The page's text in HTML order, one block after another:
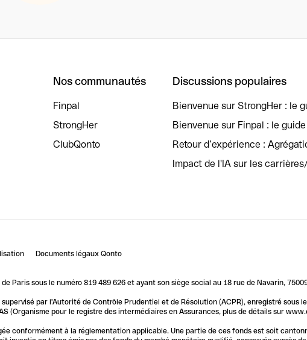
Nos communautés
Finpal
StrongHer
ClubQonto
Discussions populaires
Bienvenue sur StrongHer : le
Bienvenue sur Finpal : le
Retour d’expérience :
Impact de l'IA sur les
Documents légaux Qonto
Paris sous le numéro 819 489 626 et ayant son siège social au 18 rue de Navarin,
par l'Autorité de Contrôle Prudentiel et de Résolution (ACPR), enregistré sous
(Organisme pour le registre des intermédiaires en Assurances, plus de détails sur
conformément à la réglementation applicable. Une partie de ces fonds est soit